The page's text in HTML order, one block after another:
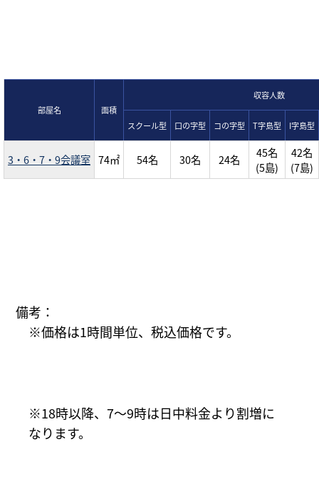
部屋名 面積
収容人数
スクール型 口の字型 コの字型 T字島型 I字島型
3・6・7・9会議室 74㎡ 54名 30名 24名
45名
(5島)
42名
(7島)
備考：
価格は1時間単位、税込価格です。
18時以降、7～9時は日中料金より割増に
なります。